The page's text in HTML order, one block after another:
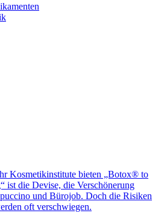
Kosmetikinstitute bieten „Botox® to
ist die Devise, die Verschönerung
und Bürojob. Doch die Risiken
oft verschwiegen.